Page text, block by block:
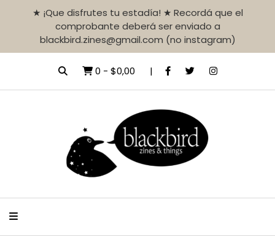
★ ¡Que disfrutes tu estadía! ★ Recordá que el
comprobante deberá ser enviado a
blackbird.zines@gmail.com (no instagram)
0 - $0,00